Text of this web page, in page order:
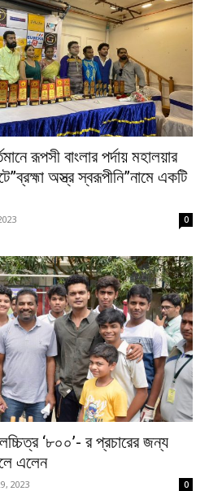
রূপসী বাংলার পর্দায় মহালয়ার
অস্ত্র স্বরূপীনি”নামে একটি
0
‘৮০০’- র প্রচারের জন্য
এলেন
2023 0